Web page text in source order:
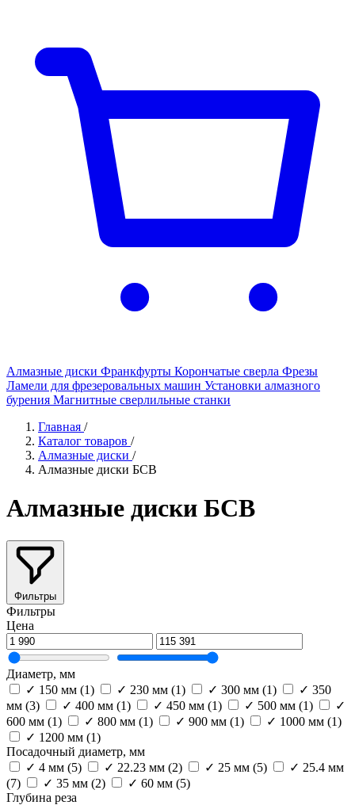
Алмазные диски Франкфурты Корончатые сверла Фрезы
Ламели для фрезеровальных машин Установки алмазного
бурения Магнитные сверлильные станки
Главная /
Каталог товаров /
Алмазные диски /
Алмазные диски БСВ
Алмазные диски БСВ
Фильтры
Фильтры
Цена
Диаметр, мм
✓ 150 мм (1) ✓ 230 мм (1) ✓ 300 мм (1) ✓ 350
мм (3) ✓ 400 мм (1) ✓ 450 мм (1) ✓ 500 мм (1)
✓
600 мм (1) ✓ 800 мм (1) ✓ 900 мм (1) ✓ 1000 мм (1)
✓ 1200 мм (1)
Посадочный диаметр, мм
✓ 4 мм (5) ✓ 22.23 мм (2) ✓ 25 мм (5) ✓ 25.4 мм
(7)
✓ 35 мм (2) ✓ 60 мм (5)
Глубина реза